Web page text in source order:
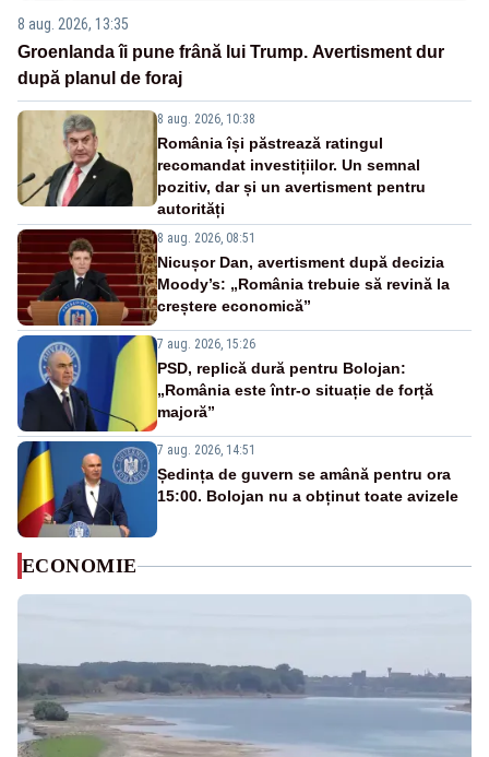
8 aug. 2026, 13:35
Groenlanda îi pune frână lui Trump. Avertisment dur
după planul de foraj
8 aug. 2026, 10:38
România își păstrează ratingul
recomandat investițiilor. Un semnal
pozitiv, dar și un avertisment pentru
autorități
8 aug. 2026, 08:51
Nicușor Dan, avertisment după decizia
Moody’s: „România trebuie să revină la
creștere economică”
7 aug. 2026, 15:26
PSD, replică dură pentru Bolojan:
„România este într-o situație de forță
majoră”
7 aug. 2026, 14:51
Ședința de guvern se amână pentru ora
15:00. Bolojan nu a obținut toate avizele
ECONOMIE